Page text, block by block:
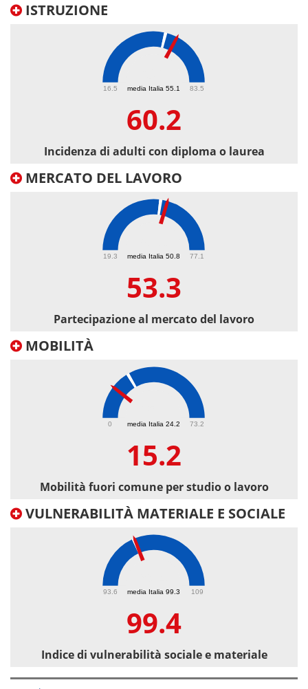
ISTRUZIONE
media Italia 55.1
16.5 83.5
60.2
Incidenza di adulti con diploma o laurea
MERCATO DEL LAVORO
media Italia 50.8
19.3 77.1
53.3
Partecipazione al mercato del lavoro
MOBILITÀ
media Italia 24.2
0 73.2
15.2
Mobilità fuori comune per studio o lavoro
VULNERABILITÀ MATERIALE E SOCIALE
media Italia 99.3
93.6 109
99.4
Indice di vulnerabilità sociale e materiale